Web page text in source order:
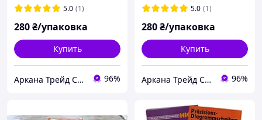
5.0 (1)
280₴/упаковка
Купить
Аркана Трейд Сервис 96%
5.0 (1)
280₴/упаковка
Купить
Аркана Трейд Сервис 96%